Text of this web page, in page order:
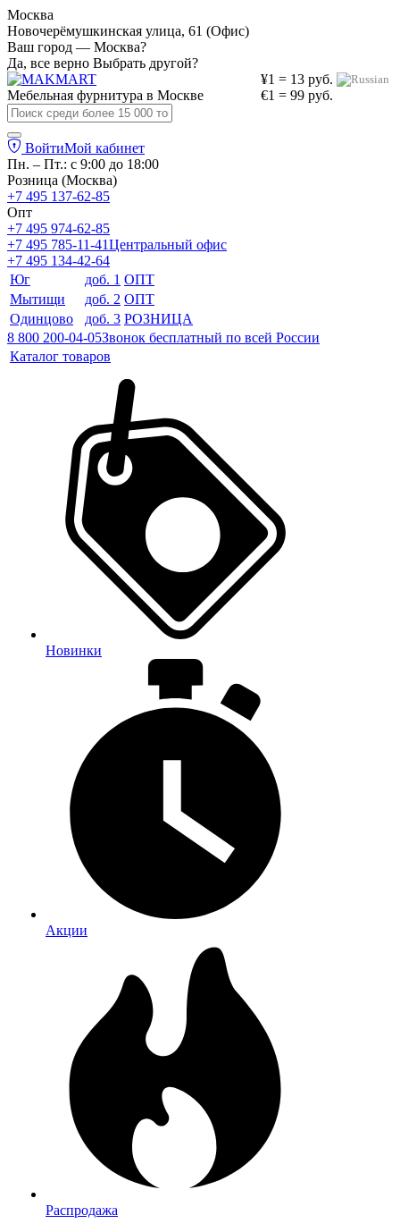
Москва
Новочерёмушкинская улица, 61 (Офис)
Ваш город — Москва?
Да, все верно Выбрать другой?
¥1 = 13 руб.
€1 = 99 руб.
Мебельная фурнитура в Москве
ВойтиМой кабинет
Пн. – Пт.: с 9:00 до 18:00
Розница (Москва)
+7 495 137-62-85
Опт
+7 495 974-62-85
+7 495 785-11-41Центральный офис
+7 495 134-42-64
Юг
доб. 1 ОПТ
Мытищи
доб. 2 ОПТ
Одинцово
доб. 3 РОЗНИЦА
8 800 200-04-05Звонок бесплатный по всей России
Каталог товаров
Новинки
Акции
Распродажа